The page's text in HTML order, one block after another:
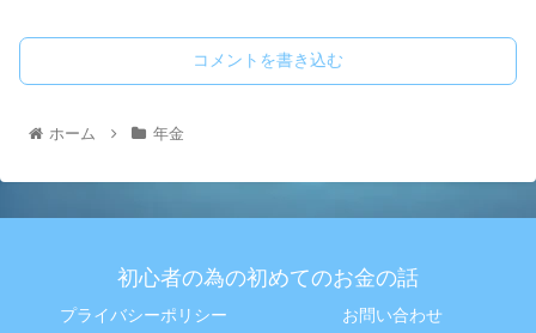
コメントを書き込む
ホーム 年金
初心者の為の初めてのお金の話
プライバシーポリシー お問い合わせ